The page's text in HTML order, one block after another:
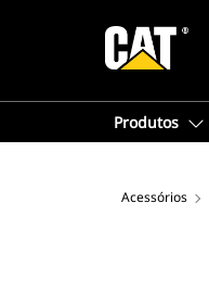
Produtos
Acessórios